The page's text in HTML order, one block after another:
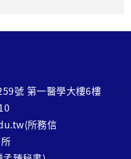
號 第一醫學大樓6樓
所務信